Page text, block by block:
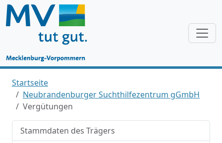
Startseite
Neubrandenburger Suchthilfezentrum gGmbH
Vergütungen
Stammdaten des Trägers